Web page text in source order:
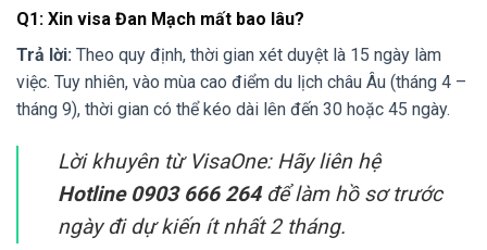
Q1: Xin visa Đan Mạch mất bao lâu?
Trả lời: Theo quy định, thời gian xét duyệt là 15 ngày làm
việc. Tuy nhiên, vào mùa cao điểm du lịch châu Âu (tháng 4 –
tháng 9), thời gian có thể kéo dài lên đến 30 hoặc 45 ngày.
Lời khuyên từ VisaOne:Hãy liên hệ
Hotline 0903 666 264để làm hồ sơ trước
ngày đi dự kiến ít nhất 2 tháng.